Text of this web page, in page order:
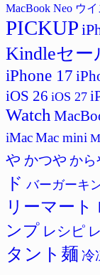
MacBook Neo ウ
PICKUP
Kindleセー
iPhone 17
iOS 26 iOS 27
Watch
iMacMac mini
や かつや から
ド バーガーキ
リーマート
ンプ レシピ
タント麺 冷